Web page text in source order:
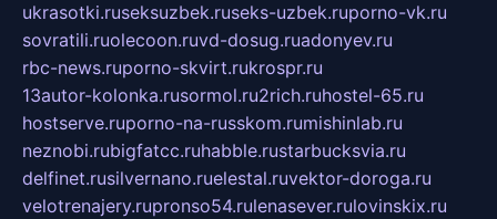
ukrasotki.ruseksuzbek.ruseks-uzbek.ruporno-vk.ru
sovratili.ruolecoon.ruvd-dosug.ruadonyev.ru
rbc-news.ruporno-skvirt.rukrospr.ru
13autor-kolonka.rusormol.ru2rich.ruhostel-65.ru
hostserve.ruporno-na-russkom.rumishinlab.ru
neznobi.rubigfatcc.ruhabble.rustarbucksvia.ru
delfinet.rusilvernano.ruelestal.ruvektor-doroga.ru
velotrenajery.rupronso54.rulenasever.rulovinskix.ru